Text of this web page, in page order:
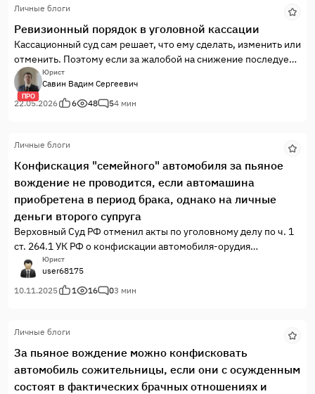
"криптовалютой" и пытаясь применить нормы вещного права
к цифровому коду.
Я накопил богатый практический опыт "в полях", пройдя путь
от первых прецедентов до сложных кейсов 2025-2026 годов.
Пришло время систематизировать эти знания и передать их
вам. Моя цель — дать вам рабочий инструмент, а не сухую
теорию.
который говорит с ними на одном языке. Если вы не
понимаете механику транзакции, следствие или оппоненты в
гражданском процессе легко заведут вас в тупик. Мы
разберем, как этого избежать.
В ходе выступления вы узнаете:
Ма
Личные блоги
Ревизионный порядок в уголовной кассации
Кассационный суд сам решает, что ему сделать, изменить или
отменить. Поэтому если за жалобой на снижение последует
отмена – суд так решил…
ПРО
Юрист
Савин Вадим Сергеевич
22.05.2026
6 48 54 мин
Личные блоги
Конфискация "семейного" автомобиля за пьяное
вождение не проводится, если автомашина
приобретена в период брака, однако на личные
деньги второго супруга
Верховный Суд РФ отменил акты по уголовному делу по ч. 1
ст. 264.1 УК РФ о конфискации автомобиля-орудия
преступления.
Юрист
user68175
10.11.2025
1 16 03 мин
Личные блоги
За пьяное вождение можно конфисковать
автомобиль сожительницы, если они с осужденным
состоят в фактических брачных отношениях и